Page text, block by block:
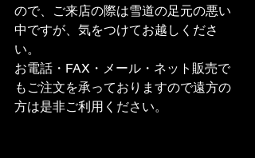
ので、ご来店の際は雪道の足元の悪い
中ですが、気をつけてお越しくださ
い。
お電話・FAX・メール・ネット販売で
もご注文を承っておりますので遠方の
方は是非ご利用ください。